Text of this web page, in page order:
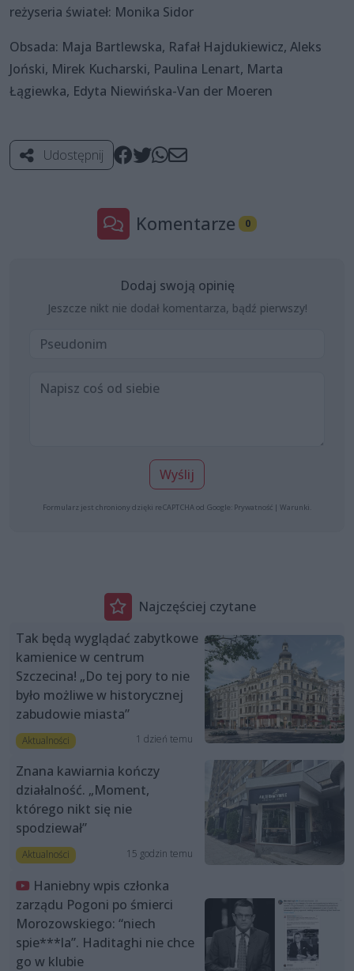
reżyseria świateł: Monika Sidor
Obsada: Maja Bartlewska, Rafał Hajdukiewicz, Aleks
Joński, Mirek Kucharski, Paulina Lenart, Marta
Łągiewka, Edyta Niewińska-Van der Moeren
Udostępnij
Komentarze 0
Dodaj swoją opinię
Jeszcze nikt nie dodał komentarza, bądź pierwszy!
Wyślij
Formularz jest chroniony dzięki reCAPTCHA od Google: Prywatność | Warunki
Najczęściej czytane
Tak będą wyglądać zabytkowe
kamienice w centrum
Szczecina! „Do tej pory to nie
było możliwe w historycznej
zabudowie miasta”
Aktualności 1 dzień temu
Znana kawiarnia kończy
działalność. „Moment,
którego nikt się nie
spodziewał”
Aktualności 15 godzin temu
Haniebny wpis członka
zarządu Pogoni po śmierci
Morozowskiego: “niech
spie***la”. Haditaghi nie chce
go w klubie